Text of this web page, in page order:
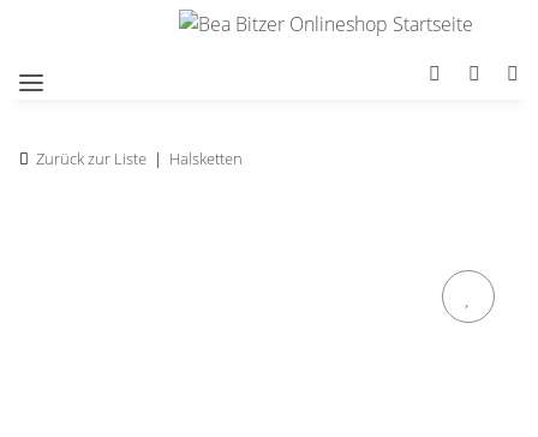
Zurück zur Liste Halsketten